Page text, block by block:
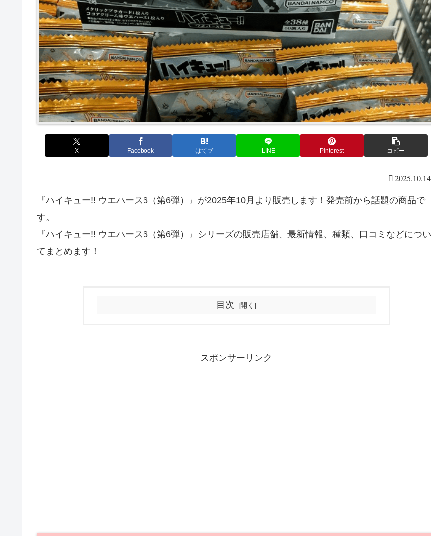
X Facebook はてブ LINE Pinterest コピー
2025.10.14
『ハイキュー!! ウエハース6（第6弾）』が2025年10月より販売します！発売前から話題の商品で
す。
『ハイキュー!! ウエハース6（第6弾）』シリーズの販売店舗、最新情報、種類、口コミなどについ
てまとめます！
目次
スポンサーリンク